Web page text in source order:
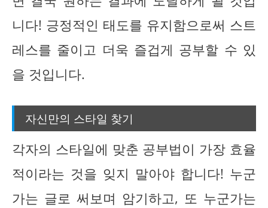
니다! 긍정적인 태도를 유지함으로써 스트
레스를 줄이고 더욱 즐겁게 공부할 수 있
을 것입니다.
자신만의 스타일 찾기
각자의 스타일에 맞춘 공부법이 가장 효율
적이라는 것을 잊지 말아야 합니다! 누군
가는 글로 써보며 암기하고, 또 누군가는